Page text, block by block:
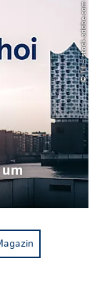
© Till – stock.adobe.com